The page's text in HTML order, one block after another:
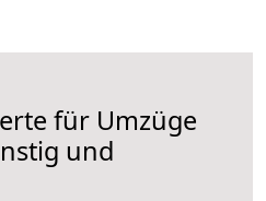
für Umzüge
und